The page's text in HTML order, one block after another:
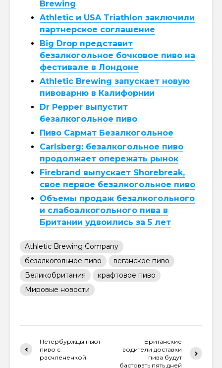
Brewing
Athletic и USA Triathlon заключили
партнерское соглашение
Big Drop представит
безалкогольное бочковое пиво на
фестивале в Лондоне
Athletic Brewing запускает новую
пивоварню в Калифорнии
Dr Pepper выпустит
безалкогольное пиво
Пиво Сармат Безалкогольное
Carlsberg: безалкогольное пиво
продолжает опережать рынок
Firebrand выпускает Shorebreak,
свое первое безалкогольное пиво
Объемы продаж безалкогольного
и слабоалкогольного пива в
Британии удвоились за 5 лет
Athletic Brewing Company
безалкогольное пиво
веганское пиво
Великобритания
крафтовое пиво
Мировые новости
Петербуржцы пьют
пиво с
расчлененкой
Британские
водители доставки
пива будут
бастовать пять дней